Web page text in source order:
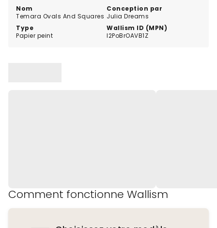
Nom
Temara Ovals And Squares
Conception par
Julia Dreams
Type
Papier peint
Wallism ID (MPN)
l2PoBrOAVB1Z
Comment fonctionne Wallism